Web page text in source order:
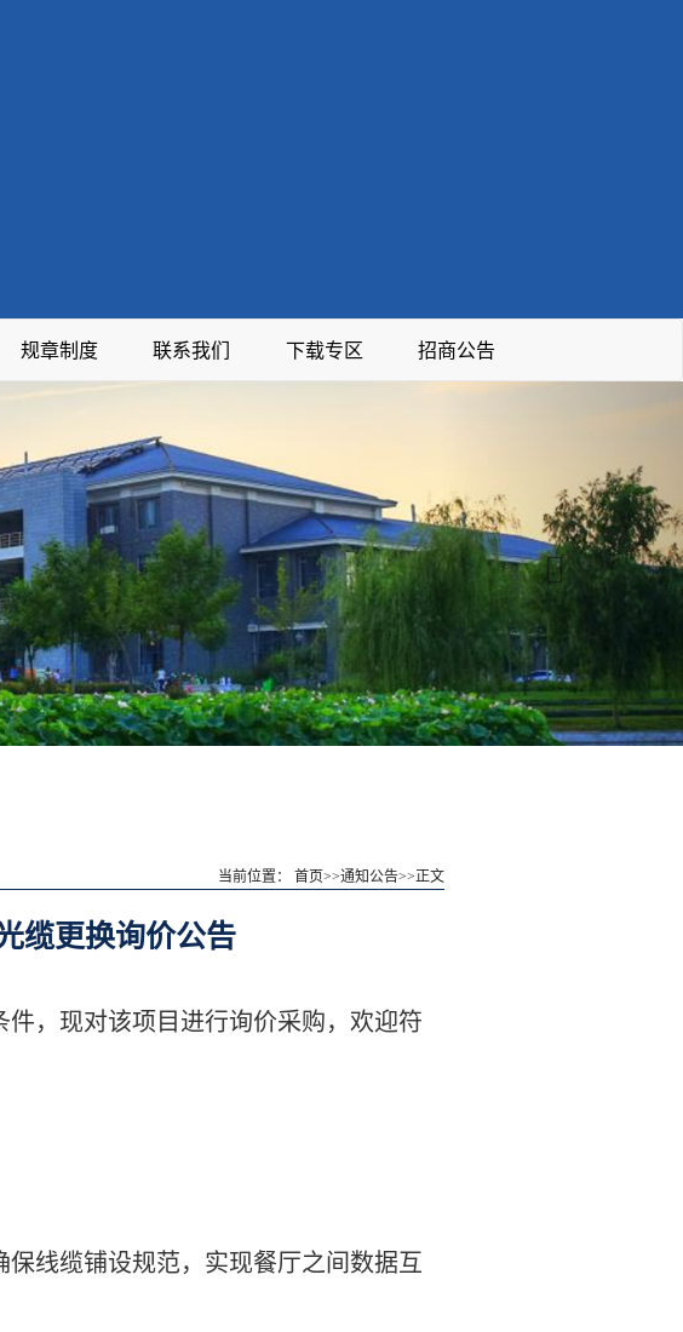
规章制度 联系我们 下载专区 招商公告
当前位置： 首页>>通知公告>>正文
缆更换询价公告
，现对该项目进行询价采购，欢迎符
线缆铺设规范，实现餐厅之间数据互